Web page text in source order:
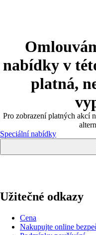
nabídky v
platná,
Pro zobrazení platných akcí
Speciální nabídky
Užitečné odkazy
Cena
Nakupujte online